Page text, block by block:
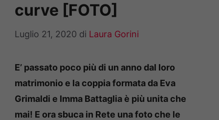
curve [FOTO]
Luglio 21, 2020 di Laura Gorini
E’ passato poco più di un anno dal loro
matrimonio e la coppia formata da Eva
Grimaldi e Imma Battaglia è più unita che
mai! E ora sbuca in Rete una foto che le